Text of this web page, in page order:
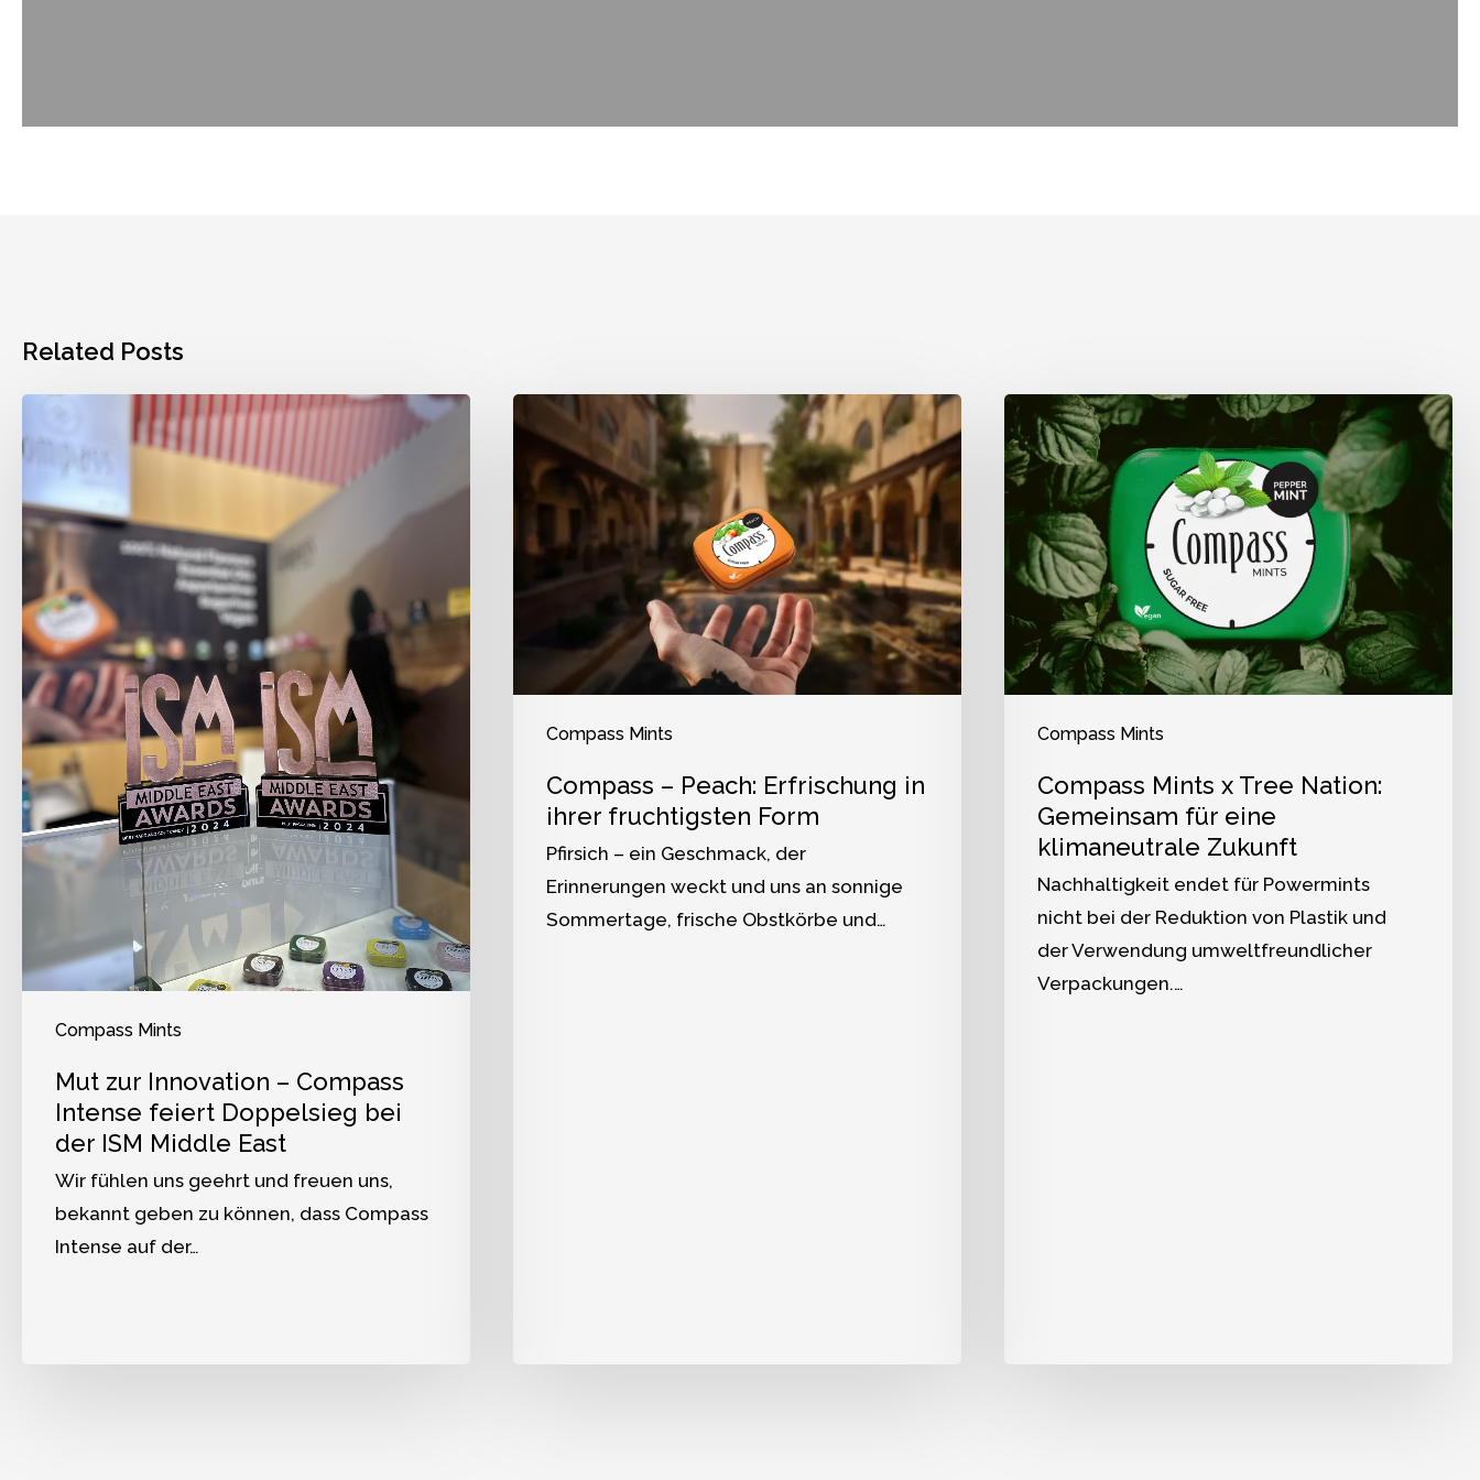
Related Posts
Compass Mints
Mut zur Innovation – Compass
Intense feiert Doppelsieg bei
der ISM Middle East
Wir fühlen uns geehrt und freuen uns,
bekannt geben zu können, dass Compass
Intense auf der…
Compass Mints
Compass – Peach: Erfrischung in
ihrer fruchtigsten Form
Pfirsich – ein Geschmack, der
Erinnerungen weckt und uns an sonnige
Sommertage, frische Obstkörbe und…
Compass Mints
Compass Mints x Tree Nation:
Gemeinsam für eine
klimaneutrale Zukunft
Nachhaltigkeit endet für Powermints
nicht bei der Reduktion von Plastik und
der Verwendung umweltfreundlicher
Verpackungen.…